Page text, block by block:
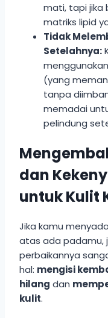
mati, tapi jika
matriks lipid
Tidak
Setelahnya:
(yang
tanpa
memadai
pelindung
dan
untuk Kulit
Jika kamu
atas ada padamu,
perbaikannya
hal: mengisi
hilang dan
kulit.